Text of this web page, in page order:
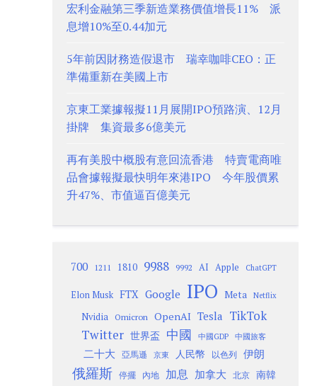
宏利金融第三季新造業務價值增長11% 派
息增10%至0.44加元
5年前因財務造假退市 瑞幸咖啡CEO：正
準備重新在美國上市
京東工業據報擬11月展開IPO預路演、12月
掛牌 集資最多6億美元
再有美股中概股有意回流香港 特賣電商唯
品會據報擬最快明年來港IPO 今年股價累
升47%、市值逼百億美元
700 1211 1810 9988 9992 AI Apple ChatGPT
Elon Musk FTX Google IPO Meta Netflix
Nvidia Omicron OpenAI Tesla TikTok
Twitter 世界盃 中國 中國GDP 中國旅客
二十大 亞馬遜 京東 人民幣 以色列 伊朗
俄羅斯 停擺 內地 加息 加拿大 北京
南韓